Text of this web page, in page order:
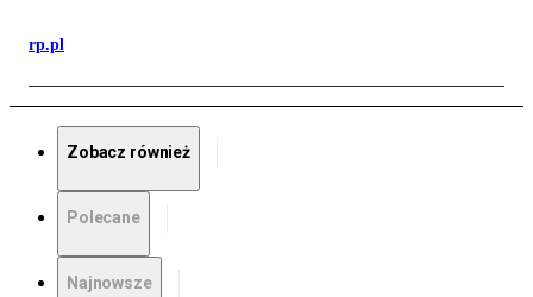
rp.pl
Zobacz również
Polecane
Najnowsze